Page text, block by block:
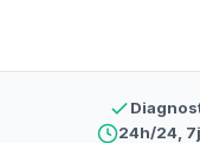
24h/24,